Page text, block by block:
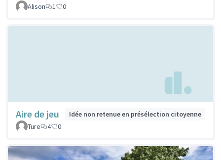
Alison
1 0
Aire de jeu
Idée non retenue en présélection citoyenne
Ture
4 0